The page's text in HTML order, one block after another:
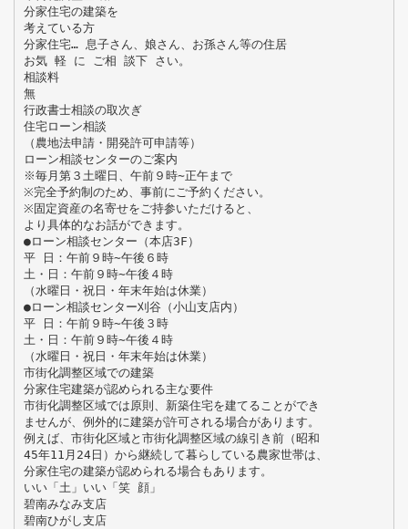
分家住宅の建築を
考えている方
分家住宅… 息子さん、娘さん、お孫さん等の住居
お気 軽 に ご相 談下 さい。
相談料
無
行政書士相談の取次ぎ
住宅ローン相談
（農地法申請・開発許可申請等）
ローン相談センターのご案内
※毎月第３土曜日、午前９時∼正午まで
※完全予約制のため、事前にご予約ください。
※固定資産の名寄せをご持参いただけると、
より具体的なお話ができます。
●ローン相談センター（本店3F）
平 日：午前９時∼午後６時
土・日：午前９時∼午後４時
（水曜日・祝日・年末年始は休業）
●ローン相談センター刈谷（小山支店内）
平 日：午前９時∼午後３時
土・日：午前９時∼午後４時
（水曜日・祝日・年末年始は休業）
市街化調整区域での建築
分家住宅建築が認められる主な要件
市街化調整区域では原則、新築住宅を建てることができ
ませんが、例外的に建築が許可される場合があります。
例えば、市街化区域と市街化調整区域の線引き前（昭和
45年11月24日）から継続して暮らしている農家世帯は、
分家住宅の建築が認められる場合もあります。
いい「土」いい「笑 顔」
碧南みなみ支店
碧南ひがし支店